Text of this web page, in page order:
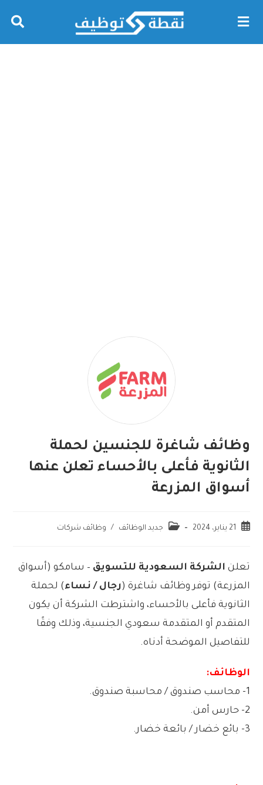
وظائف شاغرة للجنسين لحملة
الثانوية فأعلى بالأحساء تعلن عنها
أسواق المزرعة
21 يناير، 2024 جديد الوظائف / وظائف شركات
تعلن الشركة السعودية للتسويق – سامكو (أسواق
المزرعة) توفر وظائف شاغرة (رجال / نساء) لحملة
الثانوية فأعلى بالأحساء، واشترطت الشركة أن يكون
المتقدم أو المتقدمة سعودي الجنسية، وذلك وفقًا
للتفاصيل الموضحة أدناه.
الوظائف:
1- محاسب صندوق / محاسبة صندوق.
2- حارس أمن.
3- بائع خضار / بائعة خضار.